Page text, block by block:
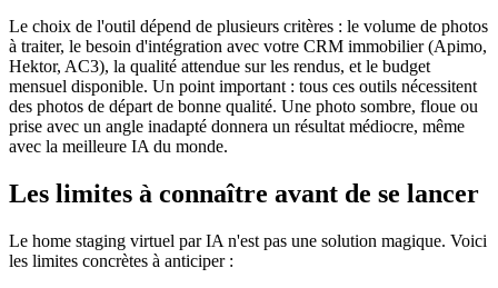
Le choix de l'outil dépend de plusieurs critères : le volume de photos
à traiter, le besoin d'intégration avec votre CRM immobilier (Apimo,
Hektor, AC3), la qualité attendue sur les rendus, et le budget
mensuel disponible. Un point important : tous ces outils nécessitent
des photos de départ de bonne qualité. Une photo sombre, floue ou
prise avec un angle inadapté donnera un résultat médiocre, même
avec la meilleure IA du monde.
Les limites à connaître avant de se lancer
Le home staging virtuel par IA n'est pas une solution magique. Voici
les limites concrètes à anticiper :